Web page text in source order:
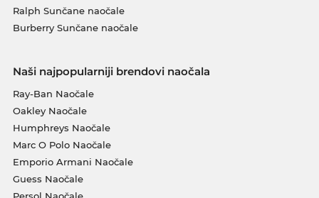
Ralph Sunčane naočale
Burberry Sunčane naočale
Naši najpopularniji brendovi naočala
Ray-Ban Naočale
Oakley Naočale
Humphreys Naočale
Marc O Polo Naočale
Emporio Armani Naočale
Guess Naočale
Persol Naočale